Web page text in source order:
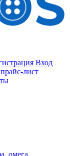
Вход
лист
омега